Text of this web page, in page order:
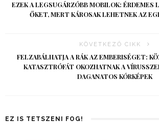
EZEK A LEGSUGÁRZÓBB MOBILOK: ÉRDEMES
ŐKET, MERT KÁROSAK LEHETNEK AZ
KÖVETKEZŐ CIKK
FELZABÁLHATJA A RÁK AZ EMBERISÉGET:
KATASZTRÓFÁT OKOZHATNAK A
DAGANATOS KÓRKÉPEK
EZ IS TETSZENI FOG!